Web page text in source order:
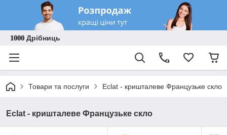
𝟏𝟎𝟎𝟎 Дрібниць
Товари та послуги Eclat - кришталеве Французьке скло
Eclat - кришталеве Французьке скло